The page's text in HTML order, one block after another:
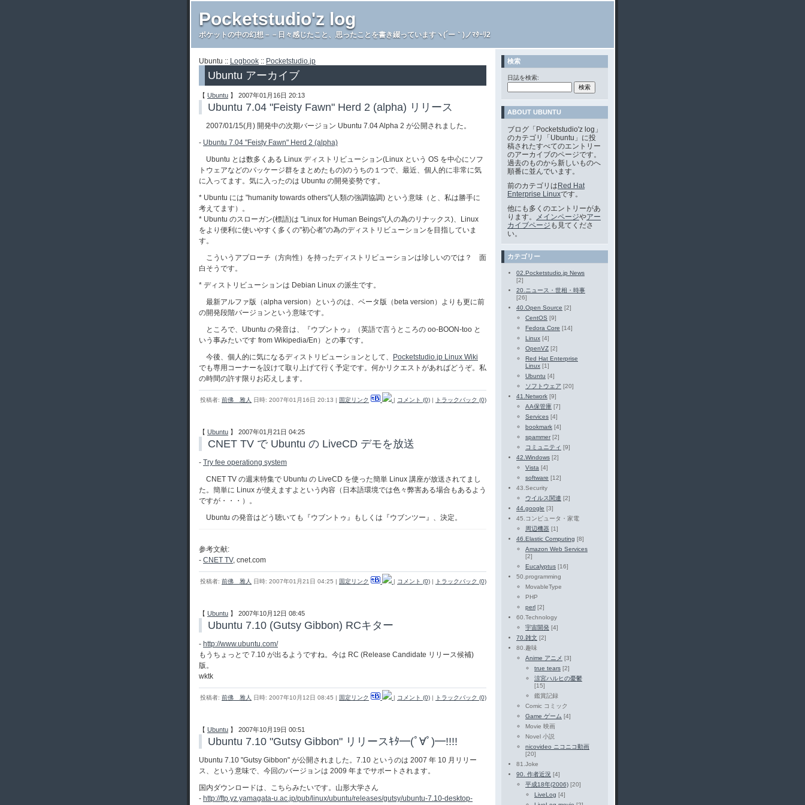
Pocketstudio'z log
ポケットの中の幻想－－日々感じたこと、思ったことを書き綴っていますヽ(´ー｀)ノﾏﾀｰﾘ2
Ubuntu :: Logbook :: Pocketstudio.jp
Ubuntu アーカイブ
【 Ubuntu 】 2007年01月16日 20:13
Ubuntu 7.04 "Feisty Fawn" Herd 2 (alpha) リリース
2007/01/15(月) 開発中の次期バージョン Ubuntu 7.04 Alpha 2 が公開されました。
- Ubuntu 7.04 "Feisty Fawn" Herd 2 (alpha)
Ubuntu とは数多くある Linux ディストリビューション(Linux という OS を中心にソフ
トウェアなどのパッケージ群をまとめたもの)のうちの１つで、最近、個人的に非常に気
に入ってます。気に入ったのは Ubuntu の開発姿勢です。
* Ubuntu には "humanity towards others"(人類の強調協調) という意味（と、私は勝手に
考えてます）。
* Ubuntu のスローガン(標語)は "Linux for Human Beings"(人の為のリナックス)、Linux
をより便利に使いやすく多くの"初心者"の為のディストリビューションを目指していま
す。
こういうアプローチ（方向性）を持ったディストリビューションは珍しいのでは？ 面
白そうです。
* ディストリビューションは Debian Linux の派生です。
最新アルファ版（alpha version）というのは、ベータ版（beta version）よりも更に前
の開発段階バージョンという意味です。
ところで、Ubuntu の発音は、『ウブントゥ』（英語で言うところの oo-BOON-too と
いう事みたいです from Wikipedia/En）との事です。
今後、個人的に気になるディストリビューションとして、
Pocketstudio.jp Linux Wiki
でも専用コーナーを設けて取り上げて行く予定です。何かリクエストがあればどうぞ。私
の時間の許す限りお応えします。
投稿者: 前佛 雅人 日時: 2007年01月16日 20:13 | 固定リンク | コメント (0) | トラックバック (0)
【 Ubuntu 】 2007年01月21日 04:25
CNET TV で Ubuntu の LiveCD デモを放送
- Try fee operationg system
CNET TV の週末特集で Ubuntu の LiveCD を使った簡単 Linux 講座が放送されてまし
た。簡単に Linux が使えますよという内容（日本語環境では色々弊害ある場合もあるよう
ですが・・・）。
Ubuntu の発音はどう聴いても『ウブントゥ』もしくは『ウブンツー』、決定。
参考文献:
- CNET TV, cnet.com
投稿者: 前佛 雅人 日時: 2007年01月21日 04:25 | 固定リンク | コメント (0) | トラックバック (0)
【 Ubuntu 】 2007年10月12日 08:45
Ubuntu 7.10 (Gutsy Gibbon) RCキター
- http://www.ubuntu.com/
もうちょっとで 7.10 が出るようですね。今は RC (Release Candidate リリース候補)
版。
wktk
投稿者: 前佛 雅人 日時: 2007年10月12日 08:45 | 固定リンク | コメント (0) | トラックバック (0)
【 Ubuntu 】 2007年10月19日 00:51
Ubuntu 7.10 "Gutsy Gibbon" リリースｷﾀ━(ﾟ∀ﾟ)━!!!!
Ubuntu 7.10 "Gutsy Gibbon" が公開されました。7.10 というのは 2007 年 10 月リリー
ス、という意味で、今回のバージョンは 2009 年までサポートされます。
国内ダウンロードは、こちらみたいです。山形大学さん
- http://ftp.yz.yamagata-u.ac.jp/pub/linux/ubuntu/releases/gutsy/ubuntu-7.10-desktop-
検索
日誌を検索:
ABOUT UBUNTU
ブログ「Pocketstudio'z log」
のカテゴリ「Ubuntu」に投
稿されたすべてのエントリー
のアーカイブのページです。
過去のものから新しいものへ
順番に並んでいます。
前のカテゴリは Red Hat
Enterprise Linuxです。
他にも多くのエントリーがあ
ります。
メインページやアー
カイブページ も見てくださ
い。
カテゴリー
02.Pocketstudio.jp News
[2]
20.ニュース・世相・時事
[26]
40.Open Source [2]
CentOS [9]
Fedora Core [14]
Linux [4]
OpenVZ [2]
Red Hat Enterprise
Linux [1]
Ubuntu [4]
ソフトウェア [20]
41.Network [9]
AA保管庫 [7]
Services [4]
bookmark [4]
spammer [2]
コミュニティ [9]
42.Windows [2]
Vista [4]
software [12]
43.Security
ウイルス関連 [2]
44.google [3]
45.コンピュータ・家電
周辺機器 [1]
46.Elastic Computing [8]
Amazon Web Services
[2]
Eucalyptus [16]
50.programming
MovableType
PHP
perl [2]
60.Technology
宇宙開発 [4]
70.雑文 [2]
80.趣味
Anime アニメ [3]
true tears [2]
涼宮ハルヒの憂鬱
[15]
鑑賞記録
Comic コミック
Game ゲーム [4]
Movie 映画
Novel 小説
nicovideo ニコニコ動画
[20]
81.Joke
90. 作者近況 [4]
平成18年(2006) [20]
LiveLog [4]